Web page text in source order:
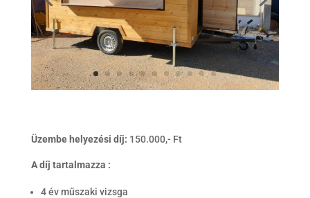
Üzembe helyezési díj: 150.000,- Ft
A díj tartalmazza :
4 év műszaki vizsga